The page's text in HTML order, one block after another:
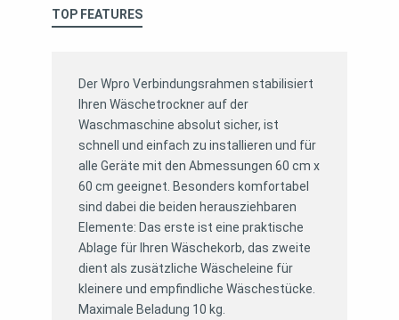
TOP FEATURES
Der Wpro Verbindungsrahmen stabilisiert
Ihren Wäschetrockner auf der
Waschmaschine absolut sicher, ist
schnell und einfach zu installieren und für
alle Geräte mit den Abmessungen 60 cm x
60 cm geeignet. Besonders komfortabel
sind dabei die beiden herausziehbaren
Elemente: Das erste ist eine praktische
Ablage für Ihren Wäschekorb, das zweite
dient als zusätzliche Wäscheleine für
kleinere und empfindliche Wäschestücke.
Maximale Beladung 10 kg.